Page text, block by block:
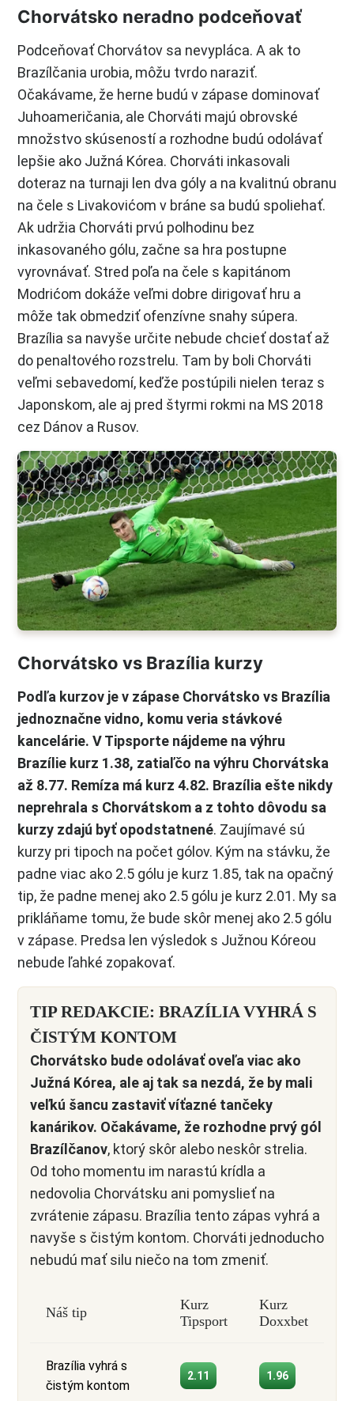
Chorvátsko neradno podceňovať
Podceňovať Chorvátov sa nevypláca. A ak to
Brazílčania urobia, môžu tvrdo naraziť.
Očakávame, že herne budú v zápase dominovať
Juhoameričania, ale Chorváti majú obrovské
množstvo skúseností a rozhodne budú odolávať
lepšie ako Južná Kórea. Chorváti inkasovali
doteraz na turnaji len dva góly a na kvalitnú obranu
na čele s Livakovićom v bráne sa budú spoliehať.
Ak udržia Chorváti prvú polhodinu bez
inkasovaného gólu, začne sa hra postupne
vyrovnávať. Stred poľa na čele s kapitánom
Modrićom dokáže veľmi dobre dirigovať hru a
môže tak obmedziť ofenzívne snahy súpera.
Brazília sa navyše určite nebude chcieť dostať až
do penaltového rozstrelu. Tam by boli Chorváti
veľmi sebavedomí, keďže postúpili nielen teraz s
Japonskom, ale aj pred štyrmi rokmi na MS 2018
cez Dánov a Rusov.
Chorvátsko vs Brazília kurzy
Podľa kurzov je v zápase Chorvátsko vs Brazília
jednoznačne vidno, komu veria stávkové
kancelárie. V Tipsporte nájdeme na výhru
Brazílie kurz 1.38, zatiaľčo na výhru Chorvátska
až 8.77. Remíza má kurz 4.82. Brazília ešte nikdy
neprehrala s Chorvátskom a z tohto dôvodu sa
kurzy zdajú byť opodstatnené. Zaujímavé sú
kurzy pri tipoch na počet gólov. Kým na stávku, že
padne viac ako 2.5 gólu je kurz 1.85, tak na opačný
tip, že padne menej ako 2.5 gólu je kurz 2.01. My sa
prikláňame tomu, že bude skôr menej ako 2.5 gólu
v zápase. Predsa len výsledok s Južnou Kóreou
nebude ľahké zopakovať.
TIP REDAKCIE: BRAZÍLIA VYHRÁ S
ČISTÝM KONTOM
Chorvátsko bude odolávať oveľa viac ako
Južná Kórea, ale aj tak sa nezdá, že by mali
veľkú šancu zastaviť víťazné tančeky
kanárikov. Očakávame, že rozhodne prvý gól
Brazílčanov, ktorý skôr alebo neskôr strelia.
Od toho momentu im narastú krídla a
nedovolia Chorvátsku ani pomyslieť na
zvrátenie zápasu. Brazília tento zápas vyhrá a
navyše s čistým kontom. Chorváti jednoducho
nebudú mať silu niečo na tom zmeniť.
Náš tip
Kurz
Tipsport
Kurz
Doxxbet
Brazília vyhrá s
čistým kontom
2.11 1.96